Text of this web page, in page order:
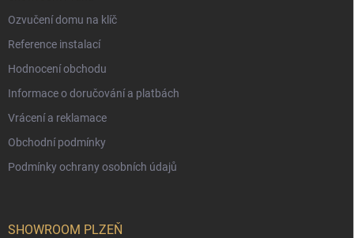
Ozvučení domu na klíč
Reference instalací
Hodnocení obchodu
Informace o doručování a platbách
Vrácení a reklamace
Obchodní podmínky
Podmínky ochrany osobních údajů
SHOWROOM PLZEŇ